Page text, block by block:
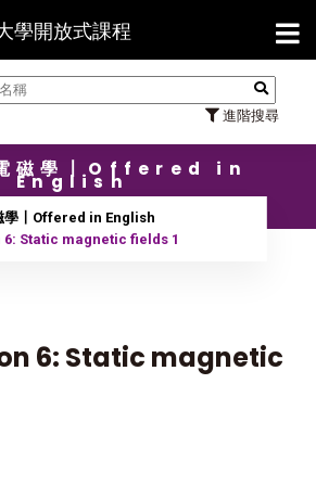
學開放式課程
進階搜尋
【
磁學〡Offered in
English
學〡Offered in English
6: Static magnetic fields 1
6: Static magnetic